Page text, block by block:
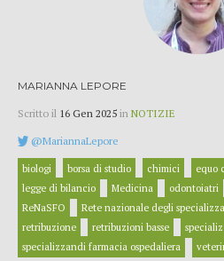
MARIANNA LEPORE
Scritto il 16 Gen 2025 in NOTIZIE
@MariannaLepore
biologi borsa di studio chimici equo
legge di bilancio
Medicina odontoiatri
ReNaSFO
Rete nazionale degli
retribuzione
retribuzioni basse
specializzandi farmacia ospedaliera